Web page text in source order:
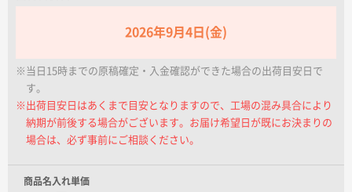
包装紙で包んだ後に外のしをします
2026年9月4日(金)
※当日15時までの原稿確定・入金確認ができた場合の出荷目安日で
す。
※出荷目安日はあくまで目安となりますので、工場の混み具合により
納期が前後する場合がございます。お届け希望日が既にお決まりの
場合は、必ず事前にご相談ください。
商品名入れ単価